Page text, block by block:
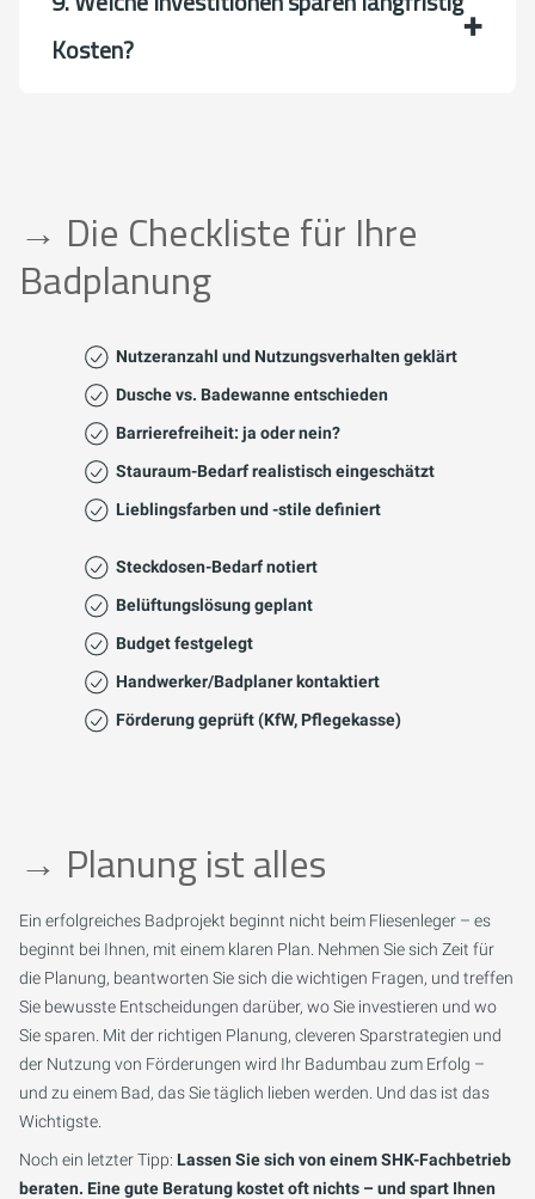
Kosten?
→ Die Checkliste für Ihre
Badplanung
Nutzeranzahl und Nutzungsverhalten geklärt
Dusche vs. Badewanne entschieden
Barrierefreiheit: ja oder nein?
Stauraum-Bedarf realistisch eingeschätzt
Lieblingsfarben und -stile definiert
Steckdosen-Bedarf notiert
Belüftungslösung geplant
Budget festgelegt
Handwerker/Badplaner kontaktiert
Förderung geprüft (KfW, Pflegekasse)
→ Planung ist alles
Ein erfolgreiches Badprojekt beginnt nicht beim Fliesenleger – es
beginnt bei Ihnen, mit einem klaren Plan. Nehmen Sie sich Zeit für
die Planung, beantworten Sie sich die wichtigen Fragen, und treffen
Sie bewusste Entscheidungen darüber, wo Sie investieren und wo
Sie sparen. Mit der richtigen Planung, cleveren Sparstrategien und
der Nutzung von Förderungen wird Ihr Badumbau zum Erfolg –
und zu einem Bad, das Sie täglich lieben werden. Und das ist das
Wichtigste.
Noch ein letzter Tipp: Lassen Sie sich von einem SHK-Fachbetrieb
beraten. Eine gute Beratung kostet oft nichts – und spart Ihnen